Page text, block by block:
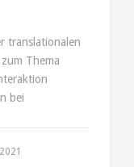
translationalen
Thema
bei